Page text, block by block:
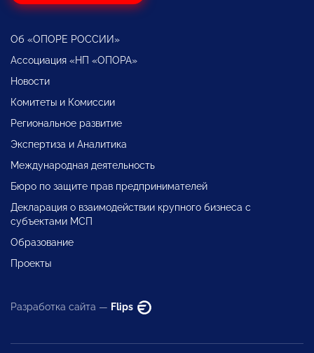
Об «ОПОРЕ РОССИИ»
Ассоциация «НП «ОПОРА»
Новости
Комитеты и Комиссии
Региональное развитие
Экспертиза и Аналитика
Международная деятельность
Бюро по защите прав предпринимателей
Декларация о взаимодействии крупного бизнеса с
субъектами МСП
Образование
Проекты
Разработка сайта — Flips